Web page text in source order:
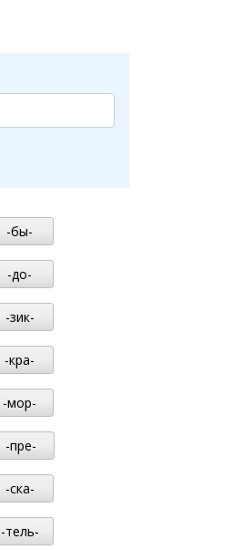
-бы-
-до-
-зик-
-кра-
-мор-
-пре-
-ска-
-тель-